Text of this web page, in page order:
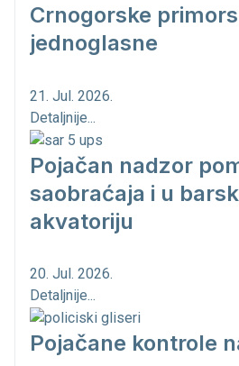
Crnogorske
jednoglasne
21. Jul. 2026.
Detaljnije...
Pojačan nadzor
saobraćaja i u
akvatoriju
20. Jul. 2026.
Detaljnije...
Pojačane kontrole